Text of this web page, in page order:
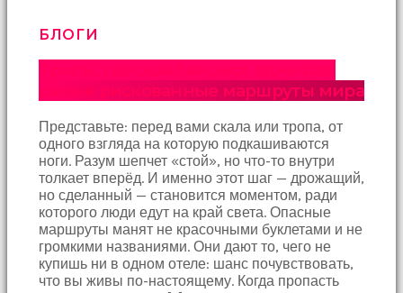
БЛОГИ
самые рискованные маршруты мира
Представьте: перед вами скала или тропа, от
одного взгляда на которую подкашиваются
ноги. Разум шепчет «стой», но что-то внутри
толкает вперёд. И именно этот шаг — дрожащий,
но сделанный — становится моментом, ради
которого люди едут на край света. Опасные
маршруты манят не красочными буклетами и не
громкими названиями. Они дают то, чего не
купишь ни в одном отеле: шанс почувствовать,
что вы живы по-настоящему. Когда пропасть